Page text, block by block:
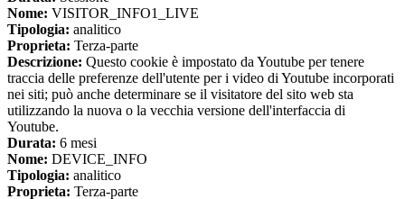
Nome: VISITOR_INFO1_LIVE
Tipologia: analitico
Proprieta: Terza-parte
Descrizione: Questo cookie è impostato da Youtube per tenere
traccia delle preferenze dell'utente per i video di Youtube incorporati
nei siti; può anche determinare se il visitatore del sito web sta
utilizzando la nuova o la vecchia versione dell'interfaccia di
Youtube.
Durata: 6 mesi
Nome: DEVICE_INFO
Tipologia: analitico
Proprieta: Terza-parte